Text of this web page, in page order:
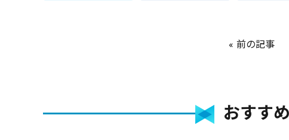
前の記事
おすす